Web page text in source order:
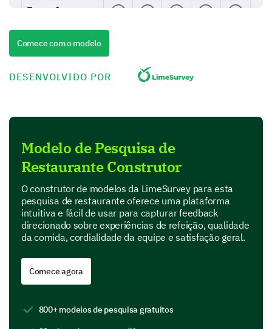
Ease of use
Performance
In this section, we are interested in your perspective
on specific features of our product.
Which features of our product do you find most
useful? (Select all that apply)
Feature A
Feature C
Feature D
Comece com o modelo
DESENVOLVIDO POR
Modelo de Pesquisa de
Restaurante Construtor
O construtor de modelos da LimeSurvey para esta
pesquisa de restaurante oferece uma plataforma
intuitiva e fácil de usar para capturar feedback
direcionado sobre experiências de refeição, qualidade
da comida, cordialidade da equipe e satisfação geral.
Comece agora
800+ modelos de pesquisa gratuitos